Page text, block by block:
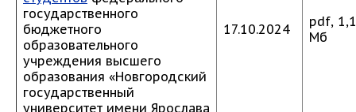
государственного
бюджетного
образовательного
учреждения высшего
образования «Новгородский
государственный
университет имени Ярослава
17.10.2024
pdf, 1,1
Мб